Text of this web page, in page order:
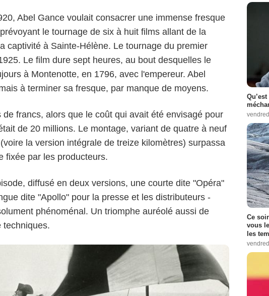
Abel Gance voulait consacrer une immense fresque
le tournage de six à huit films allant de la
captivité à Sainte-Hélène. Le tournage du premier
Le film dure sept heures, au bout desquelles le
à Montenotte, en 1796, avec l'empereur. Abel
à terminer sa fresque, par manque de moyens.
francs, alors que le coût qui avait été envisagé pour
de 20 millions. Le montage, variant de quatre à neuf
la version intégrale de treize kilomètres) surpassa
fixée par les producteurs.
diffusé en deux versions, une courte dite "Opéra"
dite "Apollo" pour la presse et les distributeurs -
phénoménal. Un triomphe auréolé aussi de
techniques.
Cinémathèque Française
Ce
vous
les